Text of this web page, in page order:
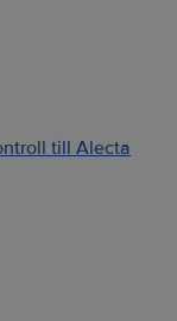
till Alecta